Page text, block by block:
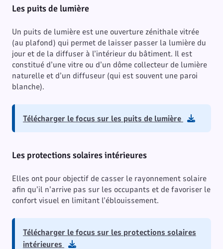
Les puits de lumière
Un puits de lumière est une ouverture zénithale vitrée
(au plafond) qui permet de laisser passer la lumière du
jour et de la diffuser à l’intérieur du bâtiment. Il est
constitué d’une vitre ou d’un dôme collecteur de lumière
naturelle et d’un diffuseur (qui est souvent une paroi
blanche).
Télécharger le focus sur les puits de lumière
Les protections solaires intérieures
Elles ont pour objectif de casser le rayonnement solaire
afin qu’il n’arrive pas sur les occupants et de favoriser le
confort visuel en limitant l’éblouissement.
Télécharger le focus sur les protections solaires
intérieures